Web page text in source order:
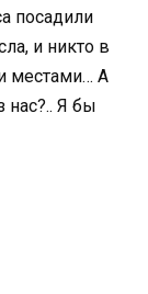
посадили
и никто в
местами… А
Я бы